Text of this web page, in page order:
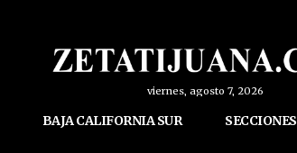
viernes, agosto 7, 2026
BAJA CALIFORNIA SUR SECCIONES